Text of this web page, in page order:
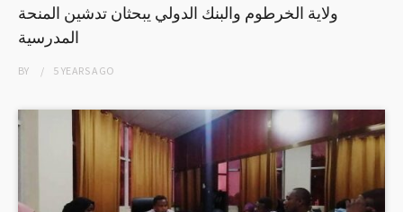
ولاية الخرطوم والبنك الدولي يبحثان تدشين المنحة
المدرسية
BY 5 YEARSAGO